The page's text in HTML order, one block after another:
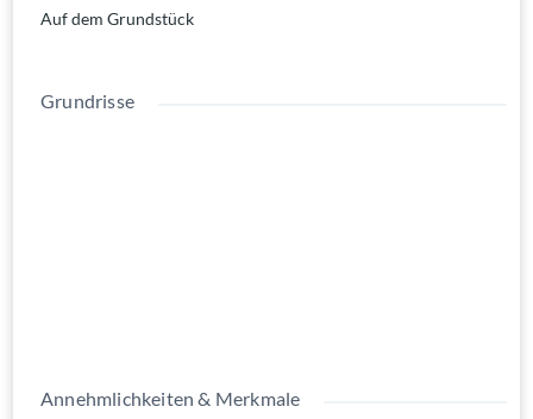
Auf dem Grundstück
Grundrisse
Annehmlichkeiten & Merkmale